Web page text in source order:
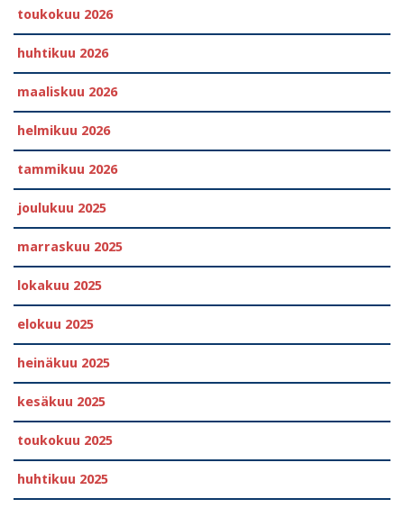
toukokuu 2026
huhtikuu 2026
maaliskuu 2026
helmikuu 2026
tammikuu 2026
joulukuu 2025
marraskuu 2025
lokakuu 2025
elokuu 2025
heinäkuu 2025
kesäkuu 2025
toukokuu 2025
huhtikuu 2025